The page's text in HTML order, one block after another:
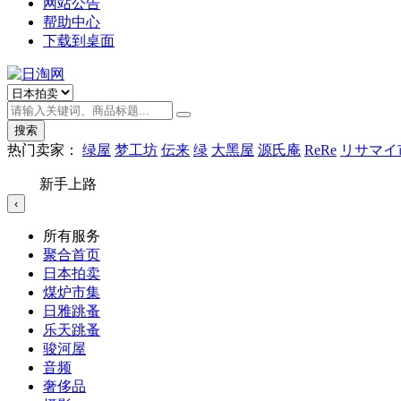
网站公告
帮助中心
下载到桌面
搜索
热门卖家： 绿屋 梦工坊 伝来 绿 大黑屋 源氏庵 ReRe リサマ
新手上路
‹
所有服务
聚合首页
日本拍卖
煤炉市集
日雅跳蚤
乐天跳蚤
骏河屋
音频
奢侈品